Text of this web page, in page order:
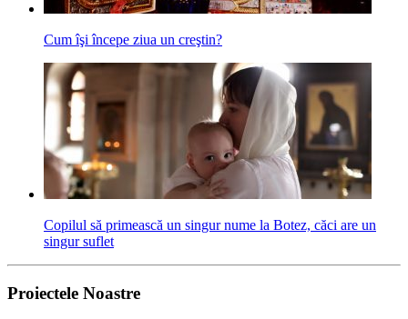
Cum îşi începe ziua un creştin?
Copilul să primească un singur nume la Botez, căci are un
singur suflet
Proiectele Noastre